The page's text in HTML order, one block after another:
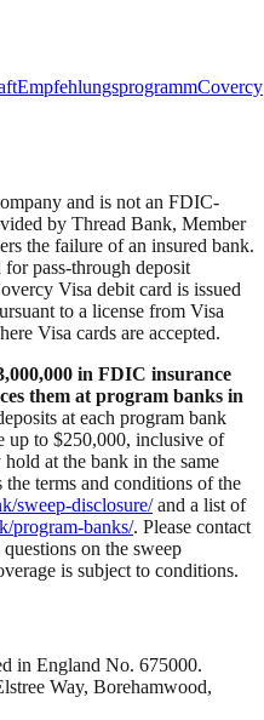
EmpfehlungsprogrammCovercy
and is not an FDIC-
by Thread Bank, Member
the failure of an insured bank.
pass-through deposit
Visa debit card is issued
to a license from Visa
Visa cards are accepted.
in FDIC insurance
them at program banks in
at each program bank
up to $250,000, inclusive of
at the bank in the same
the terms and conditions of the
sweep-disclosure/and a list of
program-banks/. Please contact
on the sweep
is subject to conditions.
in England No. 675000.
Way, Borehamwood,